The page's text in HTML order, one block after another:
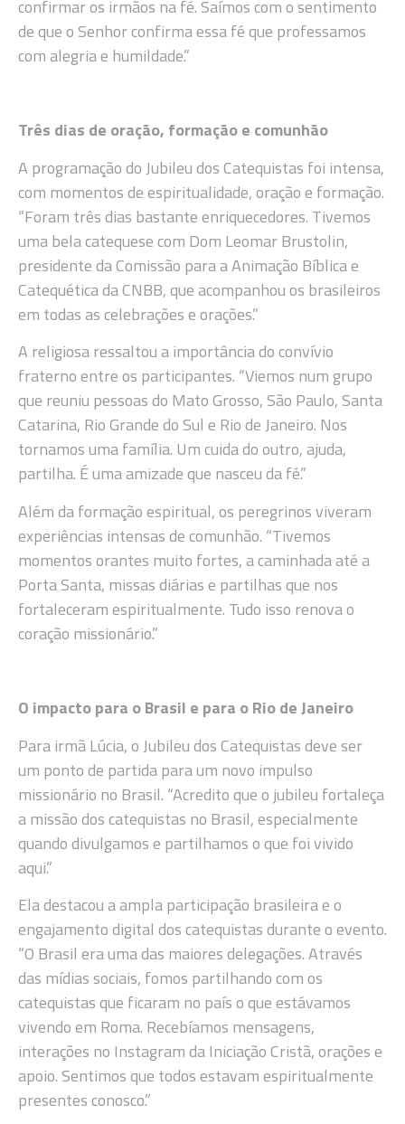
confirmar os irmãos na fé. Saímos com o sentimento
de que o Senhor confirma essa fé que professamos
com alegria e humildade.”
Três dias de oração, formação e comunhão
A programação do Jubileu dos Catequistas foi intensa,
com momentos de espiritualidade, oração e formação.
“Foram três dias bastante enriquecedores. Tivemos
uma bela catequese com Dom Leomar Brustolin,
presidente da Comissão para a Animação Bíblica e
Catequética da CNBB, que acompanhou os brasileiros
em todas as celebrações e orações.”
A religiosa ressaltou a importância do convívio
fraterno entre os participantes. “Viemos num grupo
que reuniu pessoas do Mato Grosso, São Paulo, Santa
Catarina, Rio Grande do Sul e Rio de Janeiro. Nos
tornamos uma família. Um cuida do outro, ajuda,
partilha. É uma amizade que nasceu da fé.”
Além da formação espiritual, os peregrinos viveram
experiências intensas de comunhão. “Tivemos
momentos orantes muito fortes, a caminhada até a
Porta Santa, missas diárias e partilhas que nos
fortaleceram espiritualmente. Tudo isso renova o
coração missionário.”
O impacto para o Brasil e para o Rio de Janeiro
Para irmã Lúcia, o Jubileu dos Catequistas deve ser
um ponto de partida para um novo impulso
missionário no Brasil. “Acredito que o jubileu fortaleça
a missão dos catequistas no Brasil, especialmente
quando divulgamos e partilhamos o que foi vivido
aqui.”
Ela destacou a ampla participação brasileira e o
engajamento digital dos catequistas durante o evento.
“O Brasil era uma das maiores delegações. Através
das mídias sociais, fomos partilhando com os
catequistas que ficaram no país o que estávamos
vivendo em Roma. Recebíamos mensagens,
interações no Instagram da Iniciação Cristã, orações e
apoio. Sentimos que todos estavam espiritualmente
presentes conosco.”